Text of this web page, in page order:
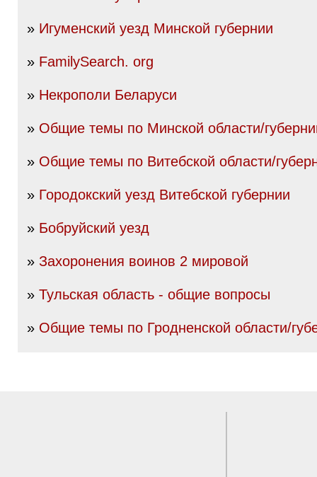
» Игуменский уезд Минской губернии
» FamilySearch. org
» Некрополи Беларуси
» Общие темы по Минской области/
» Общие темы по Витебской области/
» Городокский уезд Витебской губернии
» Бобруйский уезд
» Захоронения воинов 2 мировой
» Тульская область - общие вопросы
» Общие темы по Гродненской области/